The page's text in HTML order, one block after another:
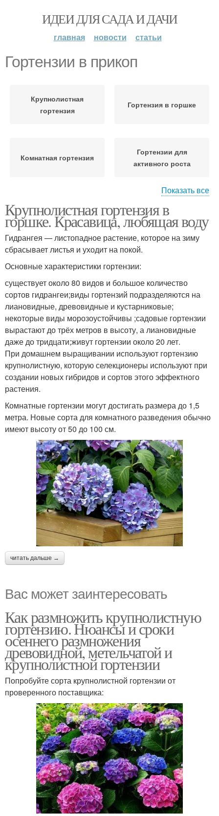
ИДЕИ ДЛЯ САДА И ДАЧИ
главная новости статьи
Гортензии в прикоп
Крупнолистная
гортензия
Гортензия в горшке
Комнатная гортензия
Гортензии для
активного роста
Горшечная гортензия Прикоп для зимовки
Место для прикопа Горшечные гортензии
Показать все
Крупнолистная гортензия в
горшке. Красавица, любящая воду
Гидрангея — листопадное растение, которое на зиму
сбрасывает листья и уходит на покой.
Основные характеристики гортензии:
существует около 80 видов и большое количество
сортов гидрангеи;виды гортензий подразделяются на
лиановидные, древовидные и кустарниковые;
некоторые виды морозоустойчивы ;садовые гортензии
вырастают до трёх метров в высоту, а лиановидные
даже до тридцати;живут гортензии около 20 лет.
При домашнем выращивании используют гортензию
крупнолистную, которую селекционеры используют при
создании новых гибридов и сортов этого эффектного
растения.
Комнатные гортензии могут достигать размера до 1,5
метра. Новые сорта для комнатного разведения обычно
имеют высоту от 50 до 100 см.
читать дальше →
Вас может заинтересовать
Как размножить крупнолистную
гортензию. Нюансы и сроки
осеннего размножения
древовидной, метельчатой и
крупнолистной гортензии
Попробуйте сорта крупнолистной гортензии от
проверенного поставщика: